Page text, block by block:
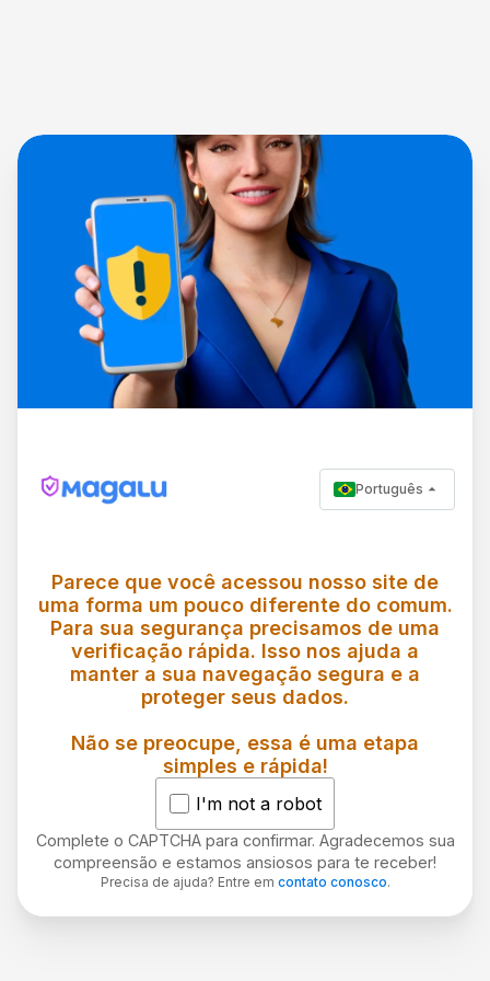
Português
Parece que você acessou nosso site de
uma forma um pouco diferente do comum.
Para sua segurança precisamos de uma
verificação rápida. Isso nos ajuda a
manter a sua navegação segura e a
proteger seus dados.
Não se preocupe, essa é uma etapa
simples e rápida!
I'm not a robot
Complete o CAPTCHA para confirmar. Agradecemos sua
compreensão e estamos ansiosos para te receber!
Precisa de ajuda? Entre em contato conosco.